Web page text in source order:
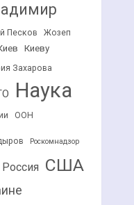
Песков
Жозеп
Киеву
Захарова
Наука
ООН
Роскомнадзор
Россия США